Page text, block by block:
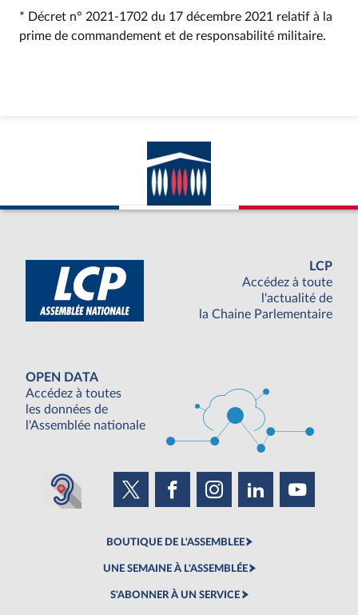
* Décret n° 2021-1702 du 17 décembre 2021 relatif à la
prime de commandement et de responsabilité militaire.
LCP
Accédez à toute
l'actualité de
la Chaine Parlementaire
OPEN DATA
Accédez à toutes
les données de
l'Assemblée nationale
BOUTIQUE DE L'ASSEMBLEE
UNE SEMAINE À L'ASSEMBLÉE
S'ABONNER À UN SERVICE